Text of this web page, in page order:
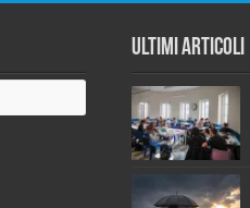
Ultimi Articoli